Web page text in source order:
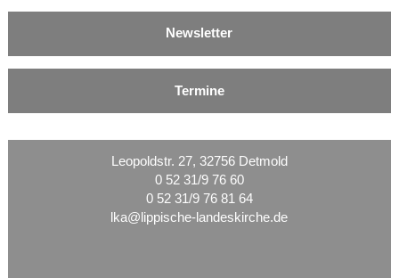
Newsletter
Termine
Leopoldstr. 27, 32756 Detmold
0 52 31/9 76 60
0 52 31/9 76 81 64
lka@lippische-landeskirche.de